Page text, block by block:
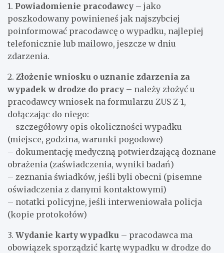
1. Powiadomienie pracodawcy – jako
poszkodowany powinieneś jak najszybciej
poinformować pracodawcę o wypadku, najlepiej
telefonicznie lub mailowo, jeszcze w dniu
zdarzenia.
2. Złożenie wniosku o uznanie zdarzenia za
wypadek w drodze do pracy – należy złożyć u
pracodawcy wniosek na formularzu ZUS Z-1,
dołączając do niego:
– szczegółowy opis okoliczności wypadku
(miejsce, godzina, warunki pogodowe)
– dokumentację medyczną potwierdzającą doznane
obrażenia (zaświadczenia, wyniki badań)
– zeznania świadków, jeśli byli obecni (pisemne
oświadczenia z danymi kontaktowymi)
– notatki policyjne, jeśli interweniowała policja
(kopie protokołów)
3. Wydanie karty wypadku – pracodawca ma
obowiązek sporządzić kartę wypadku w drodze do